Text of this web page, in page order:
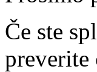
Če ste
preverite